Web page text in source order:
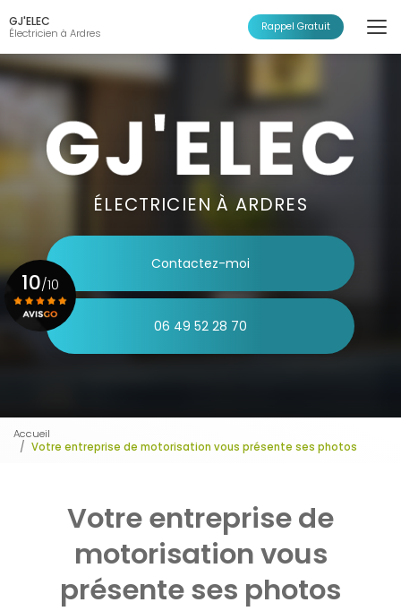
au
contenu
principal
GJ'ELEC
Électricien à Ardres Rappel Gratuit
ÉLECTRICIEN À ARDRES
Contactez-moi
06 49 52 28 70
10/10
Voir le certificat
Accueil
Votre entreprise de motorisation vous présente ses photos
Votre entreprise de
motorisation vous
présente ses photos